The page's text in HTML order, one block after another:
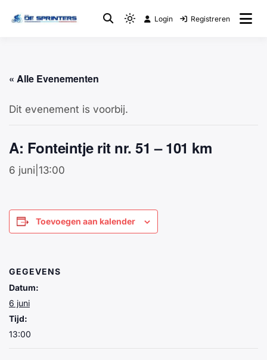
Fietsclub Login Registreren
« Alle Evenementen
Dit evenement is voorbij.
A: Fonteintje rit nr. 51 – 101 km
6 juni|13:00
Toevoegen aan kalender
GEGEVENS
Datum:
6 juni
Tijd:
13:00